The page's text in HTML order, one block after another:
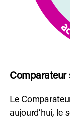
Comparateur
Le
aujourd’hui, le